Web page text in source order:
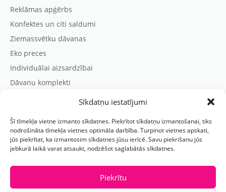
Sīkdatņu iestatījumi
Šī tīmekļa vietne izmanto sīkdatnes. Piekrītot sīkdatņu izmantošanai, tiks
nodrošināta tīmekļa vietnes optimāla darbība. Turpinot vietnes apskati,
jūs piekrītat, ka izmantosim sīkdatnes jūsu ierīcē. Savu piekrišanu jūs
jebkurā laikā varat atsaukt, nodzēšot saglabātās sīkdatnes.
Piekrītu
Reklāmas apģērbs
Konfektes un citi saldumi
Ziemassvētku dāvanas
Eko preces
Individuālai aizsardzībai
Dāvanu komplekti
Kontaktinformācija
Prezentreklāmas aģentūra “PARIS”
Reģ.nr.: 40103625328